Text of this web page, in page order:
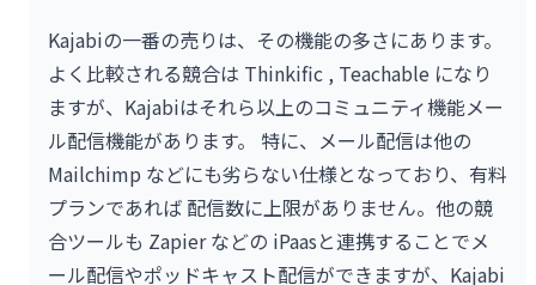
Kajabiの一番の売りは、その機能の多さにあります。
よく比較される競合は Thinkific , Teachable になり
ますが、Kajabiはそれら以上のコミュニティ機能メー
ル配信機能があります。 特に、メール配信は他の
Mailchimp などにも劣らない仕様となっており、有料
プランであれば 配信数に上限がありません。他の競
合ツールも Zapier などの iPaasと連携することでメ
ール配信やポッドキャスト配信ができますが、Kajabi